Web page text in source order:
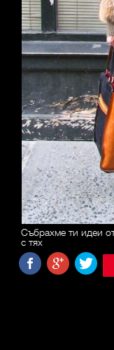
Събрахме ти идеи
с тях